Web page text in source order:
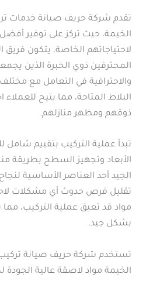
تقدم شركة حريف صيانة خدمات
الخيمة، حيث تركز على توفير
لاحتياجاتهم الخاصة. يتكون
المحترفين ذوي الخبرة الذين
والاحترافية في التعامل مع مختلف
البلاط المتاحة، مما يتيح
ذوقهم ومظهر منازلهم.
تبدأ عملية التركيب بتقييم
الأبعاد وتجهيز السطح بطريقة
الجيد أحد العناصر الأساسية
تقليل فرص حدوث أي مشكلات
مواد قد تعيق عملية التركيب،
بشكل جيد.
تستخدم شركة حريف صيانة
الخيمة مواد لاصقة عالية الجودة